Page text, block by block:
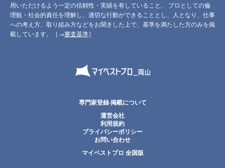
用いただけるよう一定の信頼性・実績を有していること、 プロとしての倫
理観・社会的責任を理解し、適切な行動ができることとし、人となり、仕事
への考え方、取り組み方などをお聞きした上で、基準を満たした方のみを掲
載しています。［→審査基準］
専門家登録·掲載について
運営会社
利用規約
プライバシーポリシー
お問い合わせ
マイベストプロ 全国版